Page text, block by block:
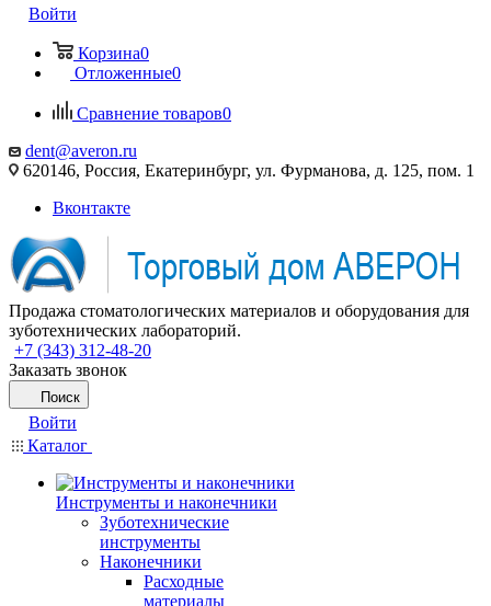
Войти
Корзина0
Отложенные0
Сравнение товаров0
dent@averon.ru
620146, Россия, Екатеринбург, ул. Фурманова, д. 125, пом. 1
Вконтакте
Продажа стоматологических материалов и оборудования для
зуботехнических лабораторий.
+7 (343) 312-48-20
Заказать звонок
Поиск
Войти
Каталог
Инструменты и наконечники
Зуботехнические
инструменты
Наконечники
Расходные
материалы